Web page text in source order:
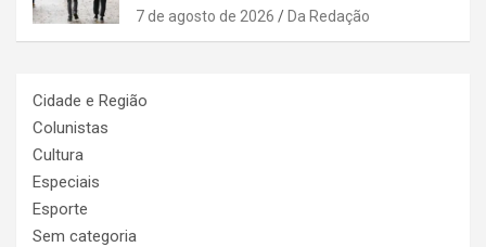
7 de agosto de 2026 Da Redação
Cidade e Região
Colunistas
Cultura
Especiais
Esporte
Sem categoria